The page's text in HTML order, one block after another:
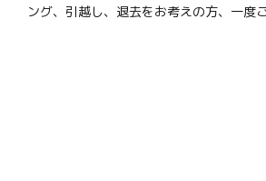
ング、引越し、退去をお考えの方、一度